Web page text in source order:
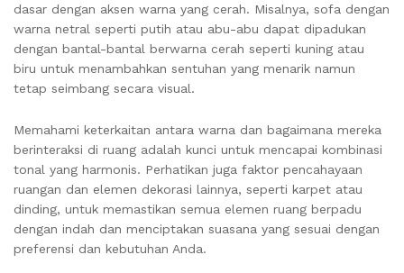
dasar dengan aksen warna yang cerah. Misalnya, sofa dengan
warna netral seperti putih atau abu-abu dapat dipadukan
dengan bantal-bantal berwarna cerah seperti kuning atau
biru untuk menambahkan sentuhan yang menarik namun
tetap seimbang secara visual.
Memahami keterkaitan antara warna dan bagaimana mereka
berinteraksi di ruang adalah kunci untuk mencapai kombinasi
tonal yang harmonis. Perhatikan juga faktor pencahayaan
ruangan dan elemen dekorasi lainnya, seperti karpet atau
dinding, untuk memastikan semua elemen ruang berpadu
dengan indah dan menciptakan suasana yang sesuai dengan
preferensi dan kebutuhan Anda.